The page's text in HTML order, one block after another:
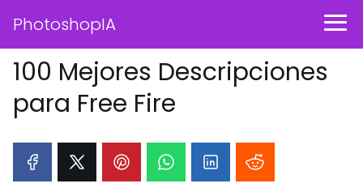
PhotoshopIA
100 Mejores Descripciones
para Free Fire